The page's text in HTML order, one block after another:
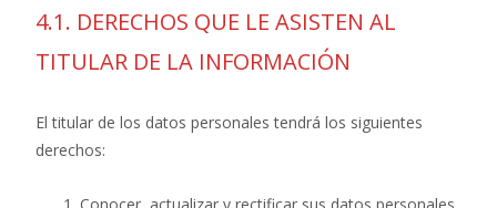
4.1. DERECHOS QUE LE ASISTEN AL
TITULAR DE LA INFORMACIÓN
El titular de los datos personales tendrá los siguientes
derechos: